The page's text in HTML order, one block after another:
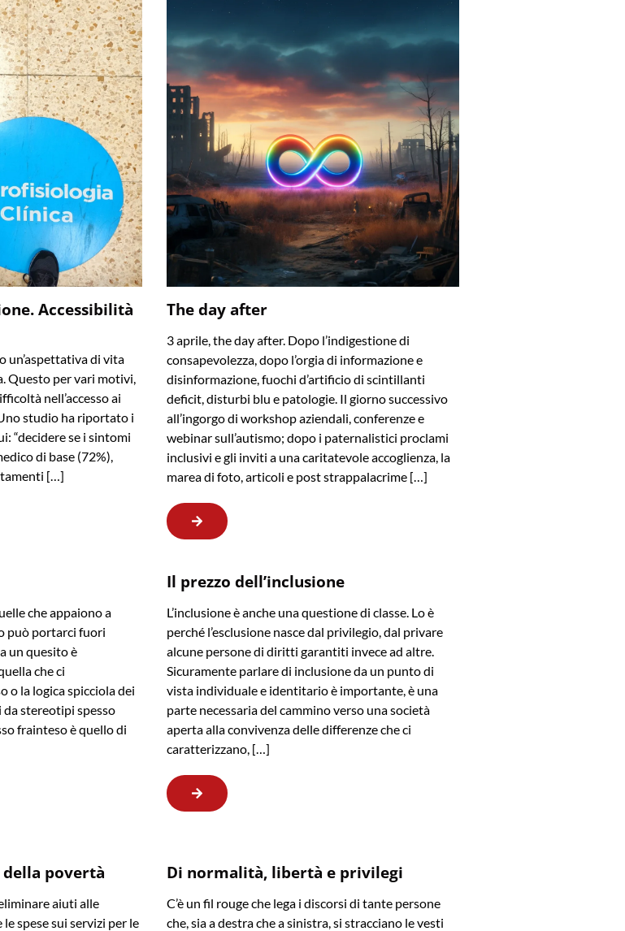
Accessibilità
un’aspettativa di vita
Questo per vari motivi,
nell’accesso ai
studio ha riportato i
“decidere se i sintomi
di base (72%),
[…]
The day after
3 aprile, the day after. Dopo l’indigestione di
consapevolezza, dopo l’orgia di informazione e
disinformazione, fuochi d’artificio di scintillanti
deficit, disturbi blu e patologie. Il giorno successivo
all’ingorgo di workshop aziendali, conferenze e
webinar sull’autismo; dopo i paternalistici proclami
inclusivi e gli inviti a una caritatevole accoglienza, la
marea di foto, articoli e post strappalacrime […]
che appaiono a
può portarci fuori
un quesito è
che ci
o la logica spicciola dei
stereotipi spesso
frainteso è quello di
Il prezzo dell’inclusione
L’inclusione è anche una questione di classe. Lo è
perché l’esclusione nasce dal privilegio, dal privare
alcune persone di diritti garantiti invece ad altre.
Sicuramente parlare di inclusione da un punto di
vista individuale e identitario è importante, è una
parte necessaria del cammino verso una società
aperta alla convivenza delle differenze che ci
caratterizzano, […]
povertà
aiuti alle
spese sui servizi per le
Di normalità, libertà e privilegi
C’è un fil rouge che lega i discorsi di tante persone
che, sia a destra che a sinistra, si stracciano le vesti